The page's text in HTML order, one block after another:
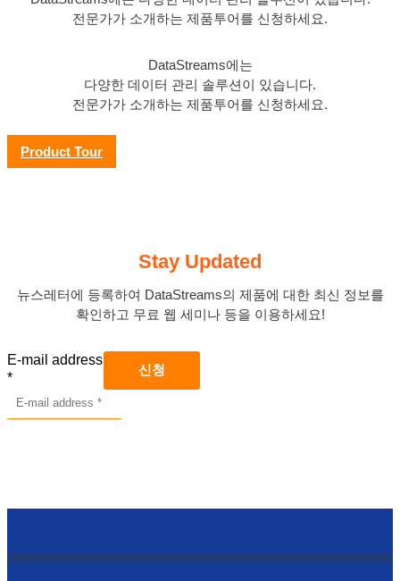
전문가가 소개하는 제품투어를 신청하세요.
DataStreams에는
다양한 데이터 관리 솔루션이 있습니다.
전문가가 소개하는 제품투어를 신청하세요.
Product Tour
Stay Updated
뉴스레터에 등록하여 DataStreams의 제품에 대한 최신 정보를
확인하고 무료 웹 세미나 등을 이용하세요!
E-mail address
*